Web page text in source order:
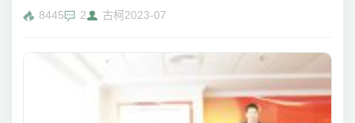
8445 2 古柯2023-07